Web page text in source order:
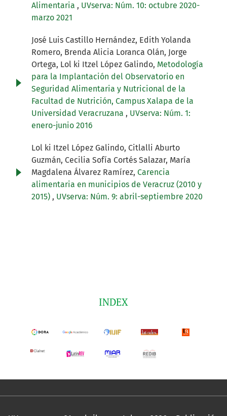
Alimentaria , UVserva: Núm. 10: octubre 2020-
marzo 2021
José Luis Castillo Hernández, Edith Yolanda
Romero, Brenda Alicia Loranca Olán, Jorge
Ortega, Lol ki Itzel López Galindo, Metodología
para la Implantación del Observatorio en
Seguridad Alimentaria y Nutricional de la
Facultad de Nutrición, Campus Xalapa de la
Universidad Veracruzana , UVserva: Núm. 1:
enero-junio 2016
Lol ki Itzel López Galindo, Citlalli Aburto
Guzmán, Cecilia Sofía Cortés Salazar, María
Magdalena Álvarez Ramírez, Carencia
alimentaria en municipios de Veracruz (2010 y
2015) , UVserva: Núm. 9: abril-septiembre 2020
INDEX